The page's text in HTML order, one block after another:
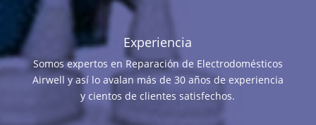
Experiencia
Somos expertos en Reparación de Electrodomésticos
Airwell y así lo avalan más de 30 años de experiencia
y cientos de clientes satisfechos.